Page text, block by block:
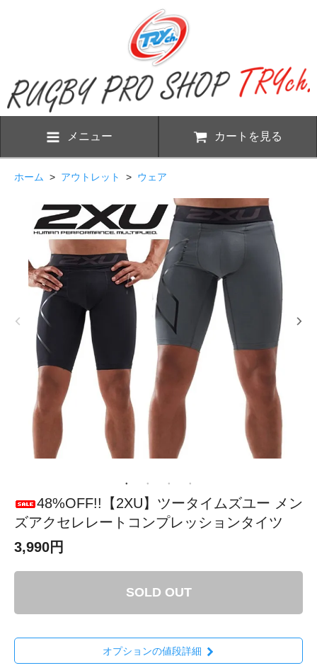
メニュー カートを見る
ホーム > アウトレット > ウェア
48%OFF!!【2XU】ツータイムズユー メン
ズアクセレレートコンプレッションタイツ
3,990円
SOLD OUT
オプションの値段詳細